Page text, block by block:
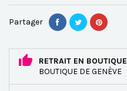
Partager
RETRAIT EN BOUTIQUE
BOUTIQUE DE GENÈVE